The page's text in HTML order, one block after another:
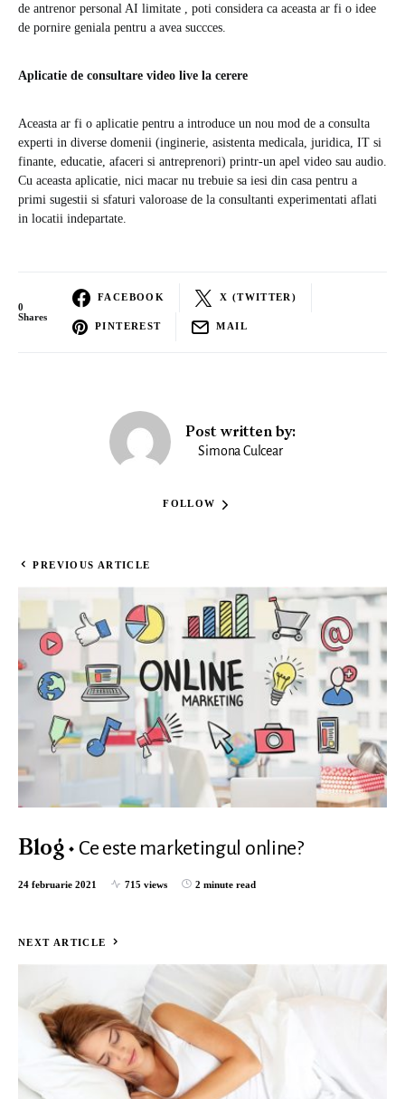
de antrenor personal AI limitate , poti considera ca aceasta ar fi o idee
de pornire geniala pentru a avea succces.
Aplicatie de consultare video live la cerere
Aceasta ar fi o aplicatie pentru a introduce un nou mod de a consulta
experti in diverse domenii (inginerie, asistenta medicala, juridica, IT si
finante, educatie, afaceri si antreprenori) printr-un apel video sau audio.
Cu aceasta aplicatie, nici macar nu trebuie sa iesi din casa pentru a
primi sugestii si sfaturi valoroase de la consultanti experimentati aflati
in locatii indepartate.
0
Shares
FACEBOOK X (TWITTER)
PINTEREST MAIL
Post written by:
Simona Culcear
FOLLOW
PREVIOUS ARTICLE
Blog Ce este marketingul online?
24 februarie 2021 715 views 2 minute read
NEXT ARTICLE